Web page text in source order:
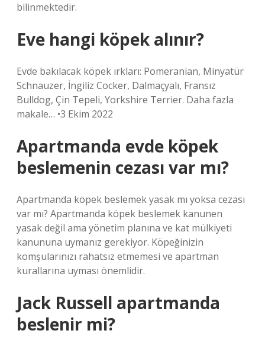
bilinmektedir.
Eve hangi köpek alınır?
Evde bakılacak köpek ırkları: Pomeranian, Minyatür
Schnauzer, İngiliz Cocker, Dalmaçyalı, Fransız
Bulldog, Çin Tepeli, Yorkshire Terrier. Daha fazla
makale… •3 Ekim 2022
Apartmanda evde köpek
beslemenin cezası var mı?
Apartmanda köpek beslemek yasak mı yoksa cezası
var mı? Apartmanda köpek beslemek kanunen
yasak değil ama yönetim planına ve kat mülkiyeti
kanununa uymanız gerekiyor. Köpeğinizin
komşularınızı rahatsız etmemesi ve apartman
kurallarına uyması önemlidir.
Jack Russell apartmanda
beslenir mi?